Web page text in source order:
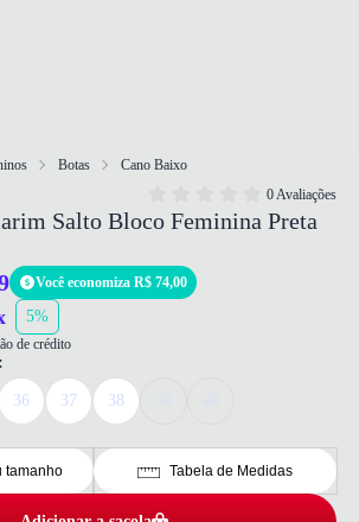
Botas
Cano Baixo
0 Avaliações
Salto Bloco Feminina Preta
Você economiza R$ 74,00
5%
de crédito
36 37 38
tamanho Tabela de Medidas